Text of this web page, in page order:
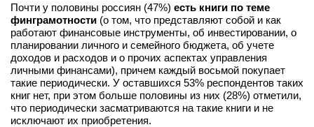
Почти у половины россиян (47%) есть книги по теме
финграмотности (о том, что представляют собой и как
работают финансовые инструменты, об инвестировании, о
планировании личного и семейного бюджета, об учете
доходов и расходов и о прочих аспектах управления
личными финансами), причем каждый восьмой покупает
такие периодически. У оставшихся 53% респондентов таких
книг нет, при этом больше половины из них (28%) отметили,
что периодически засматриваются на такие книги и не
исключают их приобретения.